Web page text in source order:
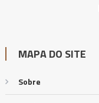
MAPA DO SITE
Sobre